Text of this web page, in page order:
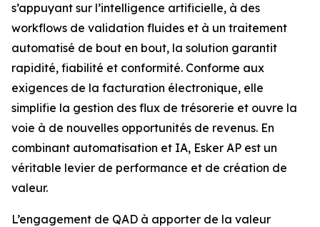
s’appuyant sur l’intelligence artificielle, à des
workflows de validation fluides et à un traitement
automatisé de bout en bout, la solution garantit
rapidité, fiabilité et conformité. Conforme aux
exigences de la facturation électronique, elle
simplifie la gestion des flux de trésorerie et ouvre la
voie à de nouvelles opportunités de revenus. En
combinant automatisation et IA, Esker AP est un
véritable levier de performance et de création de
valeur.
L’engagement de QAD à apporter de la valeur